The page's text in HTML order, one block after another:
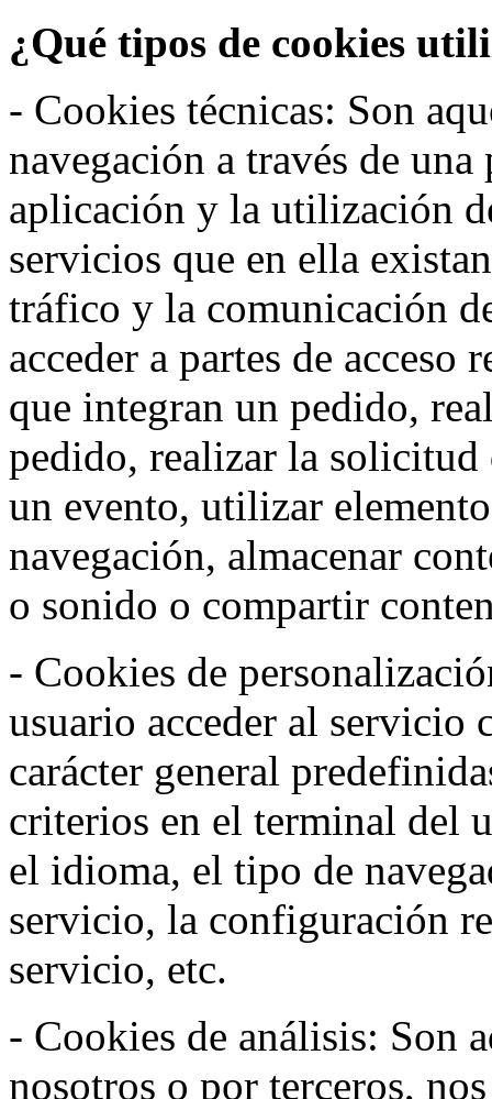
¿Qué tipos de cookies
- Cookies técnicas: Son
navegación a través de
aplicación y la utilización
servicios que en ella
tráfico y la comunicación
acceder a partes de
que integran un pedido,
pedido, realizar la
un evento, utilizar
navegación, almacenar
o sonido o compartir
- Cookies de
usuario acceder al servicio
carácter general
criterios en el terminal del
el idioma, el tipo de
servicio, la configuración
servicio, etc.
- Cookies de análisis: Son
nosotros o por terceros,